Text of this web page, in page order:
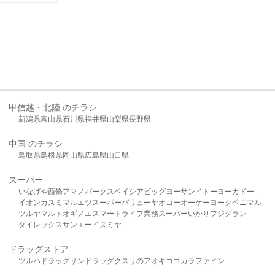
甲信越・北陸 のチラシ
新潟県富山県石川県福井県山梨県長野県
中国 のチラシ
鳥取県島根県岡山県広島県山口県
スーパー
いなげや西條アマノパークスベイシア ビッグヨーサンイトーヨーカドー
イオンカスミ マルエツスーパーバリューヤオコーオーケー ヨークベニマル
ツルヤマルト オギノ エスマート ライフ業務スーパーいかり フジグラン
ダイレックスサンエーイズミヤ
ドラッグストア
ツルハドラッグサンドラッグクスリのアオキ ココカラファイン